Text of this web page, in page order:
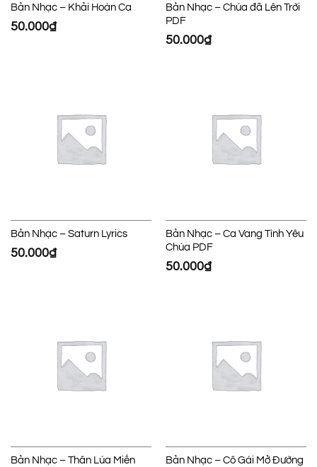
Bản Nhạc – Khải Hoàn Ca
50.000₫
Bản Nhạc – Chúa đã Lên Trời
PDF
50.000₫
Bản Nhạc – Saturn Lyrics
50.000₫
Bản Nhạc – Ca Vang Tình Yêu
Chúa PDF
50.000₫
Bản Nhạc – Thân Lúa Miến
Bản Nhạc – Cô Gái Mở Đường